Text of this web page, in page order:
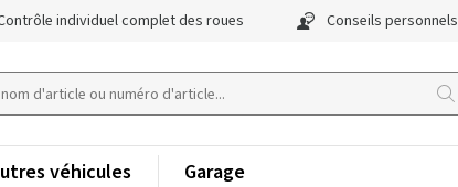
individuel complet des roues Conseils personnels
véhicules Garage